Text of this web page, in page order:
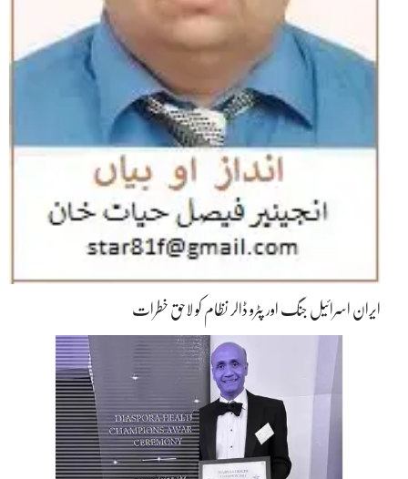
ایران اسرائیل جنگ اور پٹرو ڈالر نظام کو لاحق خطرات